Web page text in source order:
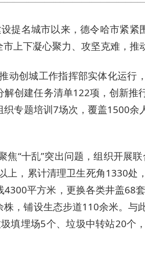
提名城市以来，德令哈市紧紧
上下凝心聚力、攻坚克难，推
动创城工作指挥部实体化运行
创建任务清单122项，创新推
专题培训7场次，覆盖1500
焦“十乱”突出问题，组织开展
上，累计清理卫生死角1330
平方米，更换各类井盖68
，铺设生态步道110余米。
填埋场5个、垃圾中转站20个